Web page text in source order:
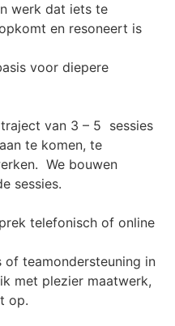
werk dat iets te
en resoneert is
voor diepere
van 3 – 5 sessies
te komen, te
We bouwen
sessies.
telefonisch of online
of teamondersteuning in
met plezier maatwerk,
op.